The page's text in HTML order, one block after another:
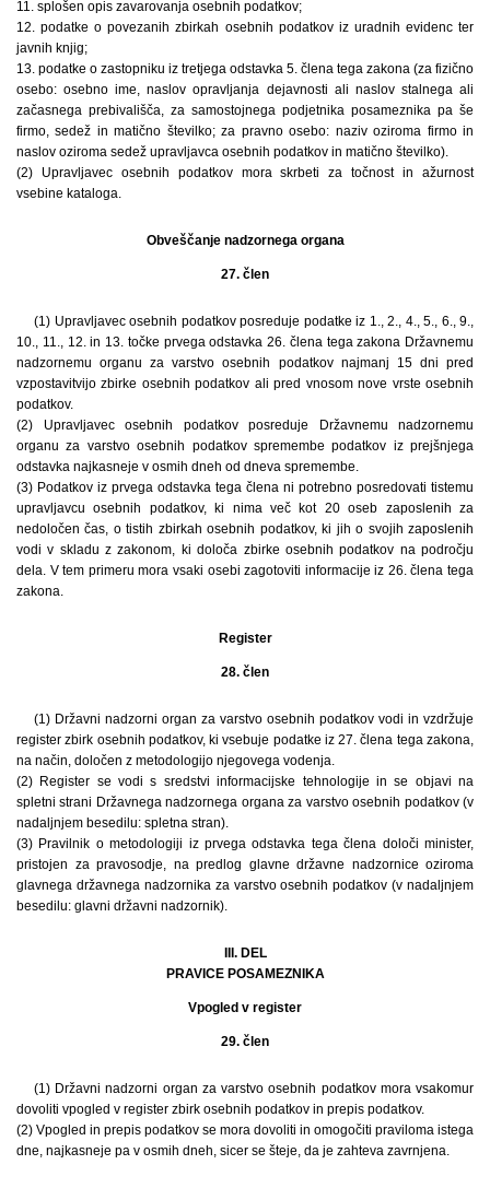
11. splošen opis zavarovanja osebnih podatkov;
12. podatke o povezanih zbirkah osebnih podatkov iz uradnih evidenc ter
javnih knjig;
13. podatke o zastopniku iz tretjega odstavka 5. člena tega zakona (za fizično
osebo: osebno ime, naslov opravljanja dejavnosti ali naslov stalnega ali
začasnega prebivališča, za samostojnega podjetnika posameznika pa še
firmo, sedež in matično številko; za pravno osebo: naziv oziroma firmo in
naslov oziroma sedež upravljavca osebnih podatkov in matično številko).
(2) Upravljavec osebnih podatkov mora skrbeti za točnost in ažurnost
vsebine kataloga.
Obveščanje nadzornega organa
27. člen
(1) Upravljavec osebnih podatkov posreduje podatke iz 1., 2., 4., 5., 6., 9.,
10., 11., 12. in 13. točke prvega odstavka 26. člena tega zakona Državnemu
nadzornemu organu za varstvo osebnih podatkov najmanj 15 dni pred
vzpostavitvijo zbirke osebnih podatkov ali pred vnosom nove vrste osebnih
podatkov.
(2) Upravljavec osebnih podatkov posreduje Državnemu nadzornemu
organu za varstvo osebnih podatkov spremembe podatkov iz prejšnjega
odstavka najkasneje v osmih dneh od dneva spremembe.
(3) Podatkov iz prvega odstavka tega člena ni potrebno posredovati tistemu
upravljavcu osebnih podatkov, ki nima več kot 20 oseb zaposlenih za
nedoločen čas, o tistih zbirkah osebnih podatkov, ki jih o svojih zaposlenih
vodi v skladu z zakonom, ki določa zbirke osebnih podatkov na področju
dela. V tem primeru mora vsaki osebi zagotoviti informacije iz 26. člena tega
zakona.
Register
28. člen
(1) Državni nadzorni organ za varstvo osebnih podatkov vodi in vzdržuje
register zbirk osebnih podatkov, ki vsebuje podatke iz 27. člena tega zakona,
na način, določen z metodologijo njegovega vodenja.
(2) Register se vodi s sredstvi informacijske tehnologije in se objavi na
spletni strani Državnega nadzornega organa za varstvo osebnih podatkov (v
nadaljnjem besedilu: spletna stran).
(3) Pravilnik o metodologiji iz prvega odstavka tega člena določi minister,
pristojen za pravosodje, na predlog glavne državne nadzornice oziroma
glavnega državnega nadzornika za varstvo osebnih podatkov (v nadaljnjem
besedilu: glavni državni nadzornik).
III. DEL
PRAVICE POSAMEZNIKA
Vpogled v register
29. člen
(1) Državni nadzorni organ za varstvo osebnih podatkov mora vsakomur
dovoliti vpogled v register zbirk osebnih podatkov in prepis podatkov.
(2) Vpogled in prepis podatkov se mora dovoliti in omogočiti praviloma istega
dne, najkasneje pa v osmih dneh, sicer se šteje, da je zahteva zavrnjena.